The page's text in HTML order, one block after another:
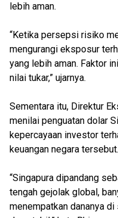
lebih aman.
“Ketika persepsi risiko
mengurangi eksposur
yang lebih aman. Faktor
nilai tukar,” ujarnya.
Sementara itu, Direktur
menilai penguatan dolar
kepercayaan investor
keuangan negara tersebut.
“Singapura dipandang
tengah gejolak global,
menempatkan dananya